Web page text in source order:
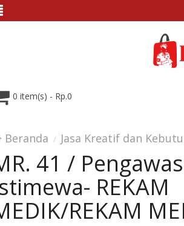
0 item(s) - Rp.0
Beranda Jasa Kreatif dan
41 /
REKAM
REKAM